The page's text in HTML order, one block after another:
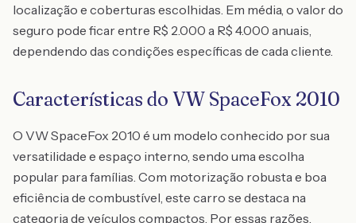
localização e coberturas escolhidas. Em média, o valor do
seguro pode ficar entre R$ 2.000 a R$ 4.000 anuais,
dependendo das condições específicas de cada cliente.
Características do VW SpaceFox 2010
O VW SpaceFox 2010 é um modelo conhecido por sua
versatilidade e espaço interno, sendo uma escolha
popular para famílias. Com motorização robusta e boa
eficiência de combustível, este carro se destaca na
categoria de veículos compactos. Por essas razões,